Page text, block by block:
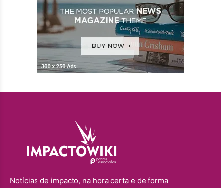
Notícias de impacto, na hora certa e de forma